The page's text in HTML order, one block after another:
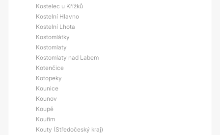
Kostelec u Křížků
Kostelní Hlavno
Kostelní Lhota
Kostomlátky
Kostomlaty
Kostomlaty nad Labem
Kotenčice
Kotopeky
Kounice
Kounov
Koupě
Kouřim
Kouty (Středočeský kraj)